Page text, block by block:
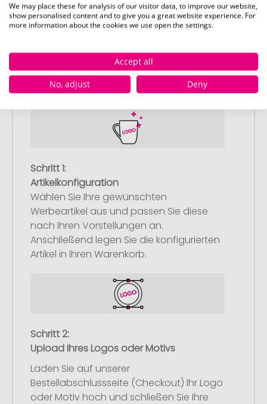
So einfach bestellen Sie Ihre Werbeartikel bei
Pinkcube
Schritt 1:
Artikelkonfiguration
Wählen Sie Ihre gewünschten
Werbeartikel aus und passen Sie diese
nach Ihren Vorstellungen an.
Anschließend legen Sie die konfigurierten
Artikel in Ihren Warenkorb.
Schritt 2:
Upload Ihres Logos oder Motivs
Laden Sie auf unserer
Bestellabschlussseite (Checkout) Ihr Logo
oder Motiv hoch und schließen Sie Ihre
We may place these for analysis of our visitor data, to improve our website,
show personalised content and to give you a great website experience. For
more information about the cookies we use open the settings.
Accept all
No, adjust
Deny